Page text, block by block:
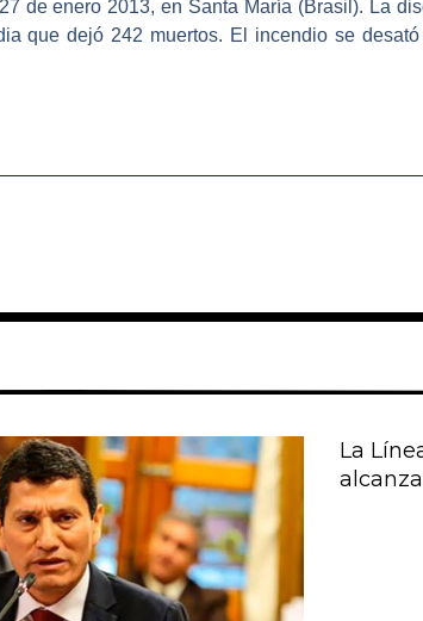
de enero 2013, en Santa María (Brasil). La
que dejó 242 muertos. El incendio se
La
Página
Página
Página
PáginaPágina